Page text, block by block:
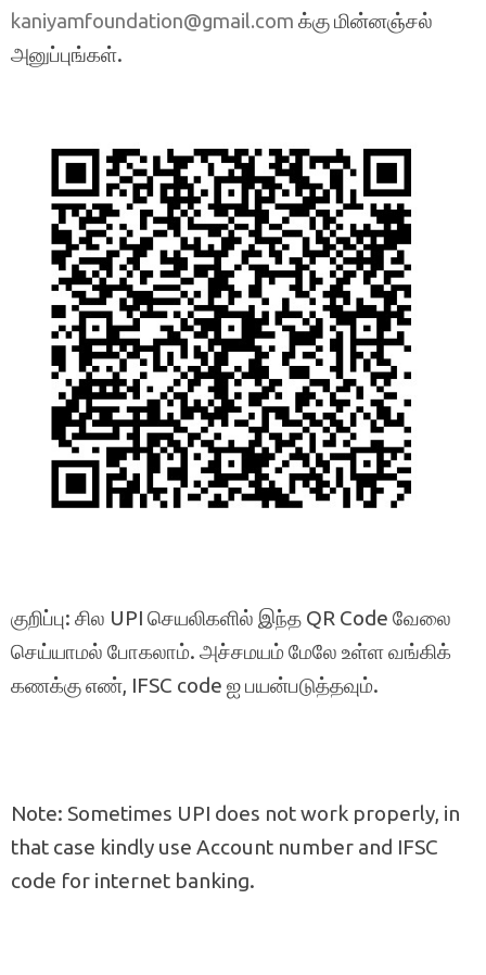
kaniyamfoundation@gmail.com க்கு மின்னஞ்சல்
அனுப்புங்கள்.
குறிப்பு: சில UPI செயலிகளில் இந்த QR Code வேலை
செய்யாமல் போகலாம். அச்சமயம் மேலே உள்ள வங்கிக்
கணக்கு எண், IFSC code ஐ பயன்படுத்தவும்.
Note: Sometimes UPI does not work properly, in
that case kindly use Account number and IFSC
code for internet banking.